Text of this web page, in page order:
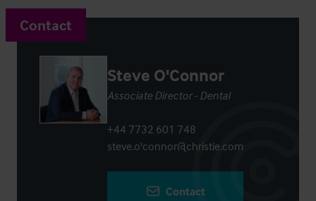
Contact
Steve O'Connor
Associate Director - Dental
+44 7732 601 748
steve.o'connor@christie.com
Contact